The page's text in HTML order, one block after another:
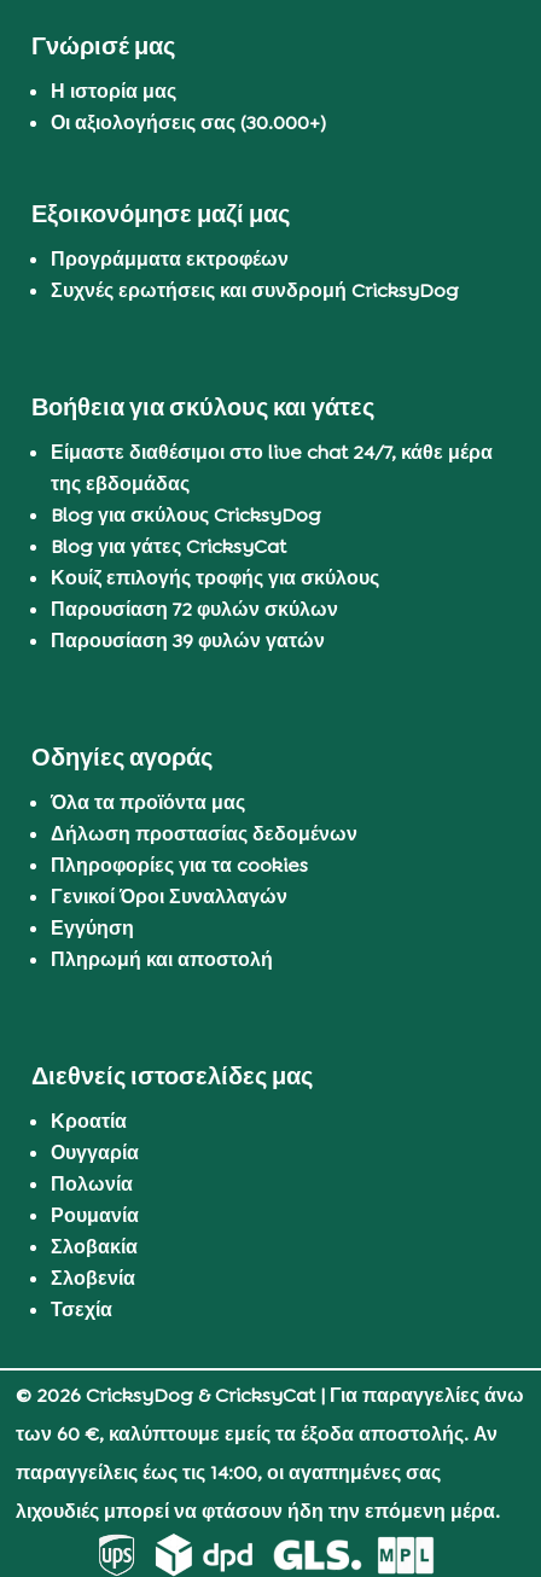
Γνώρισέ μας
Η ιστορία μας
Οι αξιολογήσεις σας (30.000+)
Εξοικονόμησε μαζί μας
Προγράμματα εκτροφέων
Συχνές ερωτήσεις και συνδρομή CricksyDog
Βοήθεια για σκύλους και γάτες
Είμαστε διαθέσιμοι στο live chat 24/7, κάθε μέρα
της εβδομάδας
Blog για σκύλους CricksyDog
Blog για γάτες CricksyCat
Κουίζ επιλογής τροφής για σκύλους
Παρουσίαση 72 φυλών σκύλων
Παρουσίαση 39 φυλών γατών
Οδηγίες αγοράς
Όλα τα προϊόντα μας
Δήλωση προστασίας δεδομένων
Πληροφορίες για τα cookies
Γενικοί Όροι Συναλλαγών
Εγγύηση
Πληρωμή και αποστολή
Διεθνείς ιστοσελίδες μας
Κροατία
Ουγγαρία
Πολωνία
Ρουμανία
Σλοβακία
Σλοβενία
Τσεχία
© 2026 CricksyDog & CricksyCat| Για παραγγελίες άνω
των 60 €, καλύπτουμε εμείς τα έξοδα αποστολής. Αν
παραγγείλεις έως τις 14:00, οι αγαπημένες σας
λιχουδιές μπορεί να φτάσουν ήδη την επόμενη μέρα.